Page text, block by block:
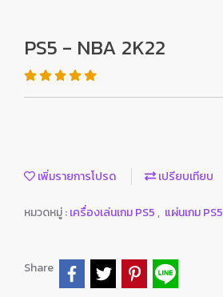
PS5 - NBA 2K22
เพิ่มรายการโปรด เปรียบเทียบ
หมวดหมู่ :เครื่องเล่นเกม PS5 , แผ่นเกม PS5
Share